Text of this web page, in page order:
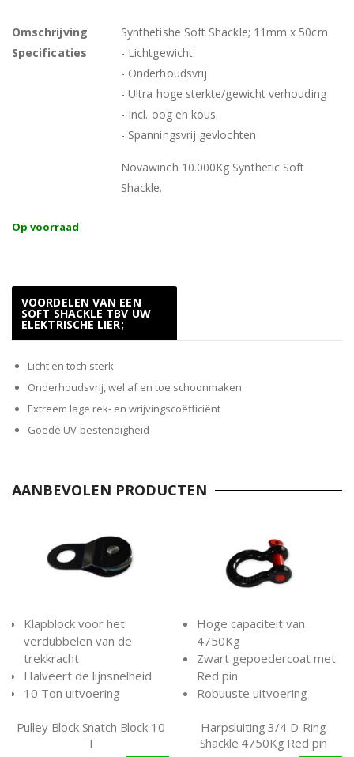
Omschrijving
Synthetishe Soft Shackle; 11mm x 50cm
Specificaties
- Lichtgewicht
- Onderhoudsvrij
- Ultra hoge sterkte/gewicht verhouding
- Incl. oog en kous.
- Spanningsvrij gevlochten
Novawinch 10.000Kg Synthetic Soft
Shackle.
Op voorraad
VOORDELEN VAN EEN
SOFT SHACKLE TBV UW
ELEKTRISCHE LIER;
Licht en toch sterk
Onderhoudsvrij, wel af en toe schoonmaken
Extreem lage rek- en wrijvingscoëfficiënt
Goede UV-bestendigheid
AANBEVOLEN PRODUCTEN
Klapblock voor het
verdubbelen van de
trekkracht
Halveert de lijnsnelheid
10 Ton uitvoering
Pulley Block Snatch Block 10
T
Hoge capaciteit van
4750Kg
Zwart gepoedercoat met
Red pin
Robuuste uitvoering
Harpsluiting 3/4 D-Ring
Shackle 4750Kg Red pin